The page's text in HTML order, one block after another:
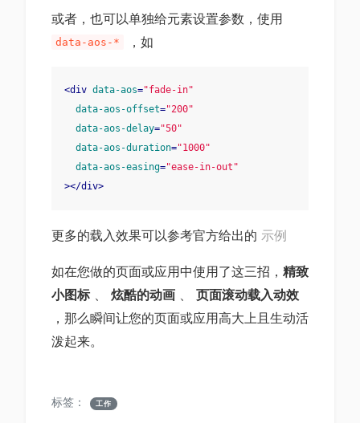
或者，也可以单独给元素设置参数，使用
data-aos-* ，如
<div data-aos="fade-in"
data-aos-offset="200"
data-aos-delay="50"
data-aos-duration="1000"
data-aos-easing="ease-in-out"
></div>
更多的载入效果可以参考官方给出的 示例
如在您做的页面或应用中使用了这三招， 精致
小图标、 炫酷的动画
页面滚动载入动效
，那么瞬间让您的页面或应用高大上且生动活
泼起来。
标签： 工作